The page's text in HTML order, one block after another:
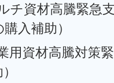
チ資材高騰緊急
入補助）
用資材高騰対策